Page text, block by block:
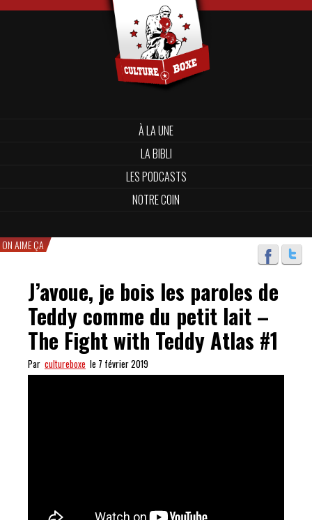
À LA UNE
LA BIBLI
LES PODCASTS
NOTRE COIN
ON AIME ÇA
J’avoue, je bois les paroles de
Teddy comme du petit lait –
The Fight with Teddy Atlas #1
Par cultureboxe le 7 février 2019